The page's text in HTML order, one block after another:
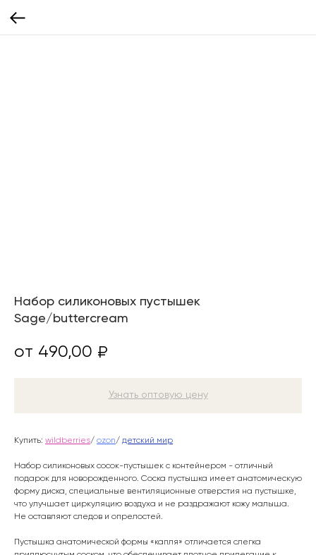
Набор силиконовых пустышек
Sage/buttercream
490,00 ₽
Узнать оптовую цену
Купить: wildberries/ ozon/ детский мир
Набор силиконовых сосок-пустышек с контейнером - отличный
подарок для новорожденного. Соска пустышка имеет анатомическую
форму диска, специальные вентиляционные отверстия на пустышке,
что улучшает циркуляцию воздуха и не раздражают кожу малыша.
Не оставляют следов и опрелостей.
Пустышка анатомической формы «капля» отличается слегка